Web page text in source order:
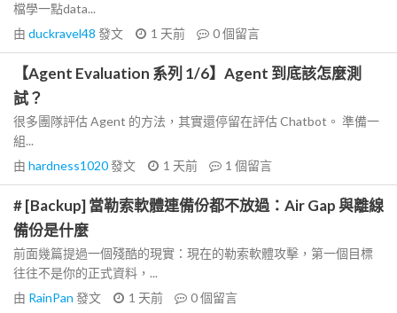
檔學一點data...
由 duckravel48 發文 1 天前 0個留言
【Agent Evaluation 系列 1/6】Agent 到底該怎麼測
試？
很多團隊評估 Agent 的方法，其實還停留在評估 Chatbot。 準備一
組...
由 hardness1020發文 1 天前 1 個留言
# [Backup] 當勒索軟體連備份都不放過：Air Gap 與離線
備份是什麼
前面幾篇提過一個殘酷的現實：現在的勒索軟體攻擊，第一個目標
往往不是你的正式資料，...
由 RainPan 發文 1 天前 0個留言